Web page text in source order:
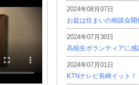
2024年08月07日
お盆は住まいの相談会開
2024年07月30日
高校生ボランティアに感
2024年07月01日
KTNテレビ長崎イット！